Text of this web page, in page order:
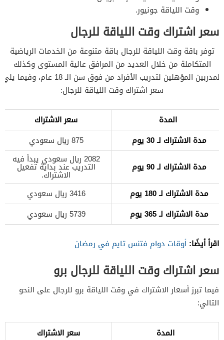
وقت اللياقة جونيور.
سعر اشتراك وقت اللياقة للرجال
توفر باقة وقت اللياقة للرجال باقة متنوعة من الخدمات الرياضية
المتكاملة من خلال العديد من المرافق عالية المستوى وكذلك
المدربين المؤهلين لتدريب الأفراد من فوق سن الـ 18 عام، وفيما يلي
سعر اشتراك وقت اللياقة للرجال:
المدة
سعر الاشتراك
مدة الاشتراك لـ 30 يوم
875 ريال سعودي
مدة الاشتراك لـ 90 يوم
2082 ريال سعودي يبدأ فيه
التدريب عند بداية تفعيل
الاشتراك.
مدة الاشتراك لـ 180 يوم
3416 ريال سعودي
مدة الاشتراك لـ 365 يوم
5739 ريال سعودي
اقرأ أيضًا: أوقات دوام فتنس تايم في رمضان
سعر اشتراك وقت اللياقة للرجال برو
فيما تبرز أسعار الاشتراك في وقت اللياقة برو للرجال على النحو
التالي:
المدة
سعر الاشتراك